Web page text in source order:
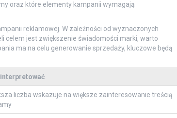
oraz które elementy kampanii wymagają
reklamowej. W zależności od wyznaczonych
celem jest zwiększenie świadomości marki, warto
ma na celu generowanie sprzedaży, kluczowe będą
liczba wskazuje na większe zainteresowanie treścią